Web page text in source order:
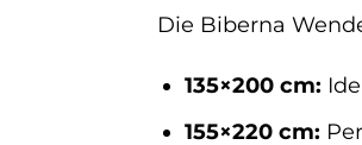
Die Biberna
135×200 cm:
155×220 cm: